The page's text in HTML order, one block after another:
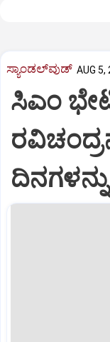
ಸ್ಯಾಂಡಲ್‌ವುಡ್‌ AUG 5,
ಸಿಎಂ